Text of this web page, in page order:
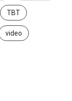
TBT
video